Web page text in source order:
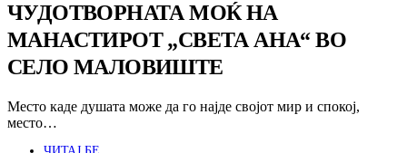
ЧУДОТВОРНАТА МОЌ НА
МАНАСТИРОТ „СВЕТА АНА“ ВО
СЕЛО МАЛОВИШТЕ
Место каде душата може да го најде својот мир и спокој,
место…